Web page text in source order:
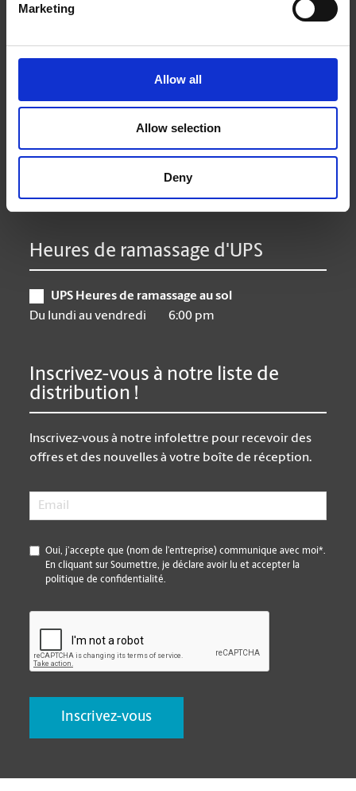
Marketing
Allow all
Allow selection
Deny
8:30 am - 7:00 pm
8:30 am - 7:00 pm
Vendredi
8:30 am - 6:30 pm
10:00 am - 5:00 pm
Heures de ramassage d'UPS
UPS Heures de ramassage au sol
Du lundi au vendredi
6:00 pm
Inscrivez-vous à notre liste de
distribution !
Inscrivez-vous à notre infolettre pour recevoir des
offres et des nouvelles à votre boîte de réception.
Email
*
Oui, j’accepte que (nom de l’entreprise) communique avec moi*.
En cliquant sur Soumettre, je déclare avoir lu et accepter la
politique de confidentialité.